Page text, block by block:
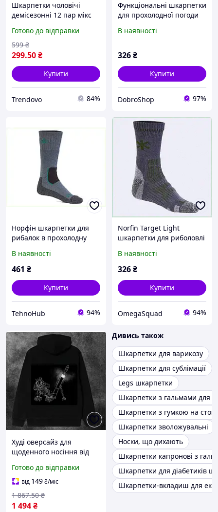
Шкарпетки чоловічі
демісезонні 12 пар мікс
в прохолодну погоду
Готово до відправки
299.50₴
599 ₴
Купити
Trendovo 84%
Функціональні шкарпетки
для прохолодної погоди
В наявності
326₴
Купити
DobroShop 97%
Норфін шкарпетки для
рибалок в прохолодну
В наявності
461 ₴
Купити
TehnoHub 94%
Norfin Target Light
шкарпетки для риболовлі
В наявності
326₴
Купити
OmegaSquad 94%
Худі оверсайз для
щоденного носіння від
трьохнитки на флісі для
прохолодної погоди
Готово до відправки
від 149₴/міс
1 494₴
1 867.50 ₴
Дивись також
Шкарпетки для варикозу
Шкарпетки для сублімації
Legs шкарпетки
Шкарпетки з гальмами для
Шкарпетки з гумкою на стопі
Шкарпетки зволожувальні
Носки, що дихають
Шкарпетки капронові з
Шкарпетки для діабетиків
Шкарпетки-вкладиш для